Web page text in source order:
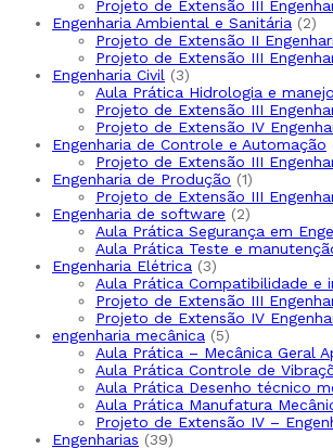
Projeto de Extensão III
Engenharia Ambiental e Sanitária
2
Projeto de Extensão II
Projeto de Extensão III
Engenharia Civil
3
Aula Prática Hidrologia e
Projeto de Extensão III
Projeto de Extensão IV
Engenharia de Controle e Automação
Projeto de Extensão III
Engenharia de Produção
1
Projeto de Extensão III
Engenharia de software
2
Aula Prática Segurança em
Aula Prática Teste e
Engenharia Elétrica
3
Aula Prática Compatibilidade e
Projeto de Extensão III
Projeto de Extensão IV
engenharia mecânica
5
Aula Prática – Mecânica Geral
Aula Prática Controle de
Aula Prática Desenho técnico
Aula Prática Manufatura
Projeto de Extensão IV –
Engenharias
39